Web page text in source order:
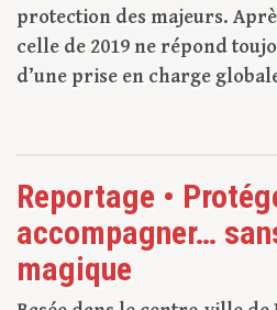
protection des majeurs.
celle de 2019 ne répond
d’une prise en charge
Reportage •
accompagner…
magique